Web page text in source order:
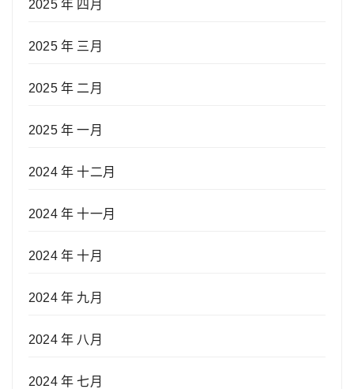
2025 年 四月
2025 年 三月
2025 年 二月
2025 年 一月
2024 年 十二月
2024 年 十一月
2024 年 十月
2024 年 九月
2024 年 八月
2024 年 七月